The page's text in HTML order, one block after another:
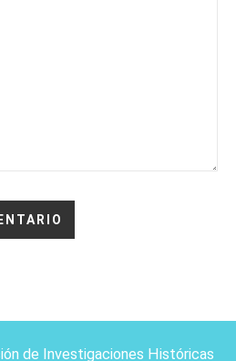
de Investigaciones Históricas